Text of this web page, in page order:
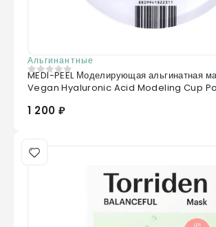
Альгинантные
0из 5
MEDI-PEEL Моделирующая альгинатная
Vegan Hyaluronic Acid Modeling Cup
1 200 ₽